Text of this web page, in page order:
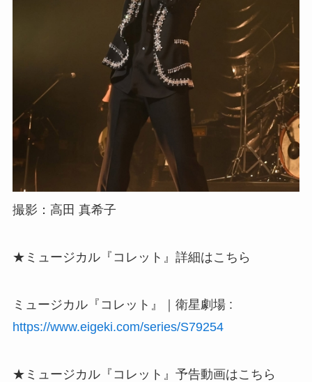
撮影：高田 真希子
★ミュージカル『コレット』詳細はこちら
ミュージカル『コレット』｜衛星劇場 :
https://www.eigeki.com/series/S79254
★ミュージカル『コレット』予告動画はこちら